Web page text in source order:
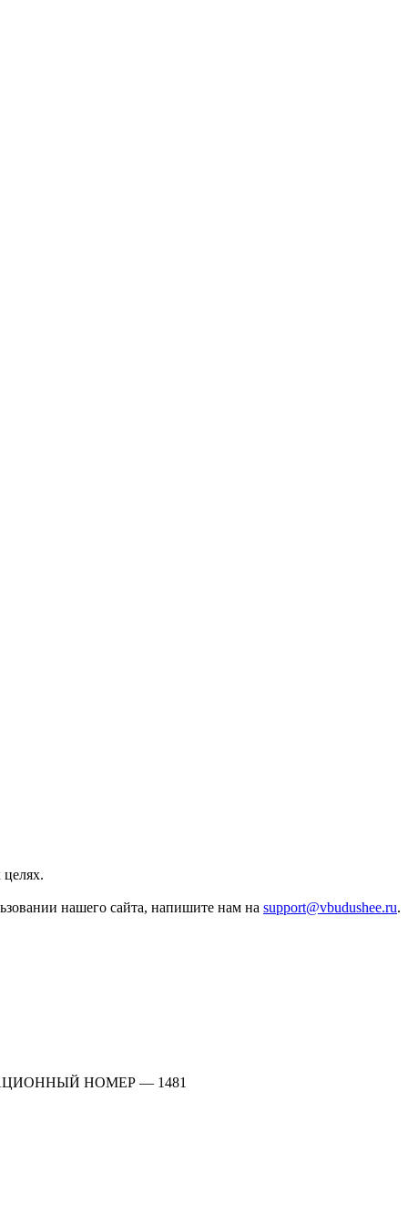
нашего сайта, напишите нам на support@vbudushee.ru.
НОМЕР — 1481